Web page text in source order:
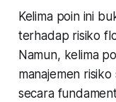
Kelima poin ini
terhadap risiko
Namun, kelima
manajemen
secara